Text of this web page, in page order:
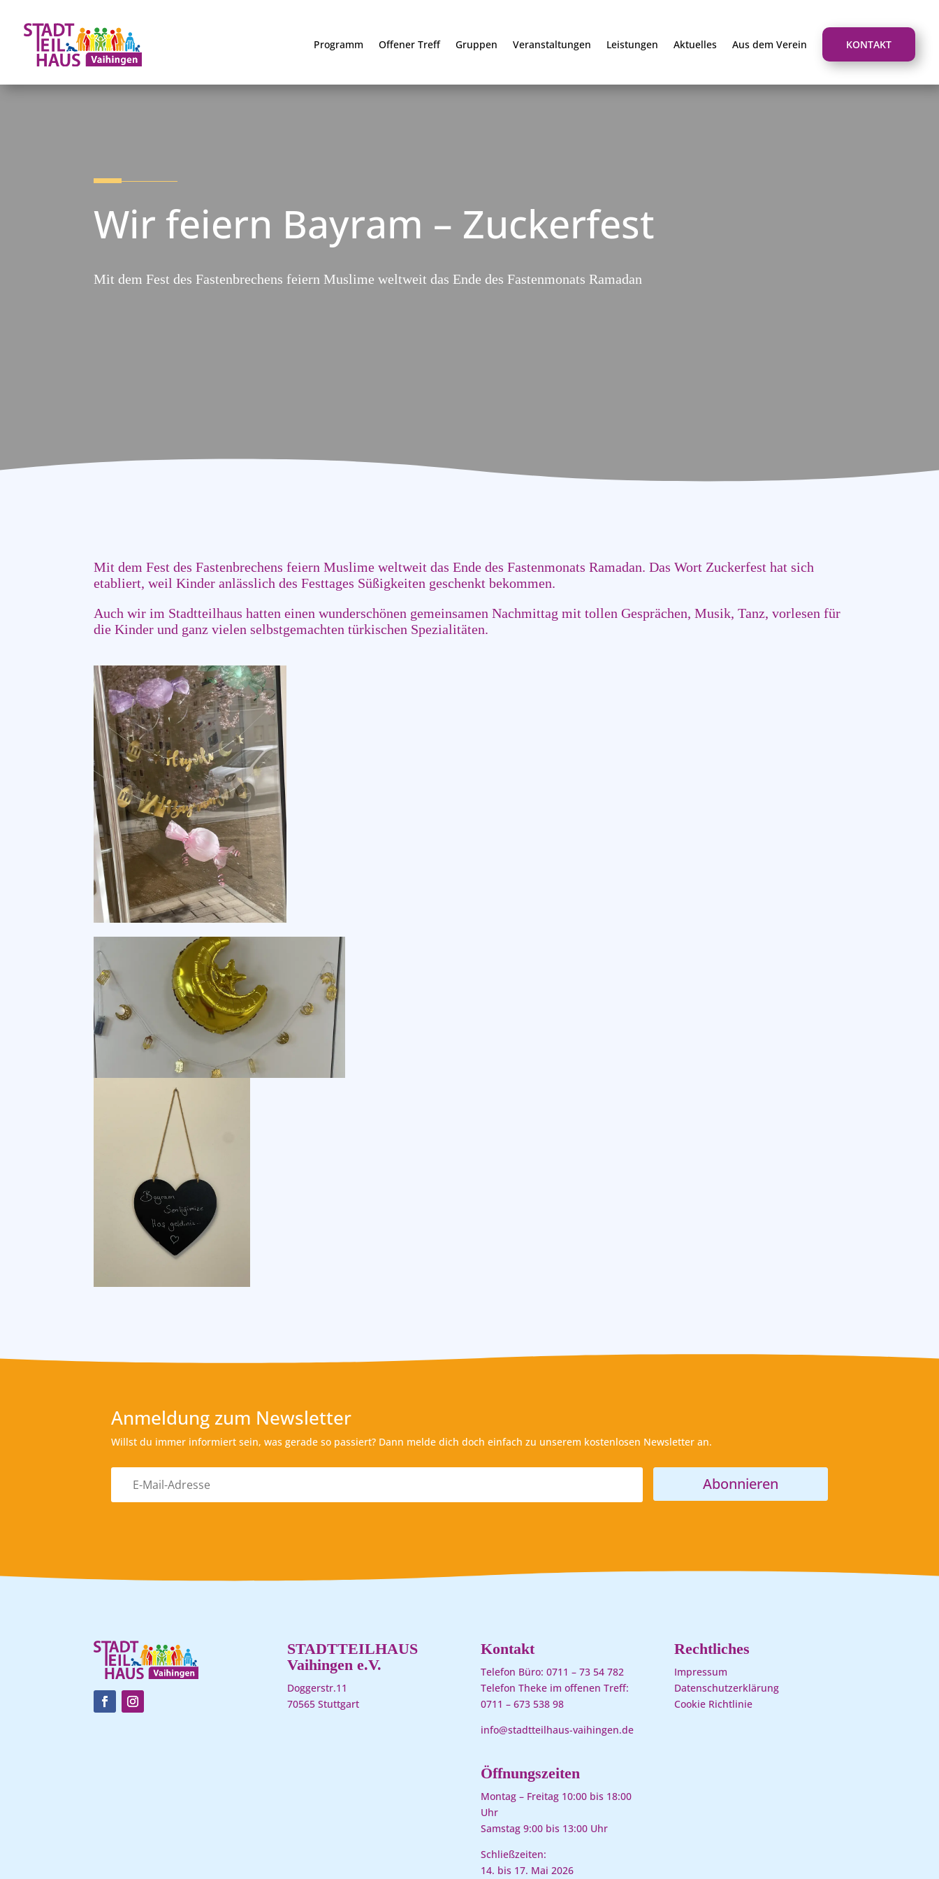
Programm Offener Treff Gruppen Veranstaltungen Leistungen Aktuelles Aus dem Verein KONTAKT
Wir feiern Bayram – Zuckerfest
Mit dem Fest des Fastenbrechens feiern Muslime weltweit das Ende des Fastenmonats Ramadan
Mit dem Fest des Fastenbrechens feiern Muslime weltweit das Ende des Fastenmonats Ramadan. Das Wort Zuckerfest hat sich
etabliert, weil Kinder anlässlich des Festtages Süßigkeiten geschenkt bekommen.
Auch wir im Stadtteilhaus hatten einen wunderschönen gemeinsamen Nachmittag mit tollen Gesprächen, Musik, Tanz, vorlesen für
die Kinder und ganz vielen selbstgemachten türkischen Spezialitäten.
Anmeldung zum Newsletter
Willst du immer informiert sein, was gerade so passiert? Dann melde dich doch einfach zu unserem kostenlosen Newsletter an.
Abonnieren
STADTTEILHAUS
Vaihingen e.V.
Doggerstr.11
70565 Stuttgart
Kontakt
Telefon Büro:0711 – 73 54 782
Telefon Theke im offenen Treff:
0711 – 673 538 98
info@stadtteilhaus-vaihingen.de
Öffnungszeiten
Montag – Freitag 10:00 bis 18:00
Uhr
Samstag 9:00 bis 13:00 Uhr
Schließzeiten:
14. bis 17. Mai 2026
Rechtliches
Impressum
Datenschutzerklärung
Cookie Richtlinie